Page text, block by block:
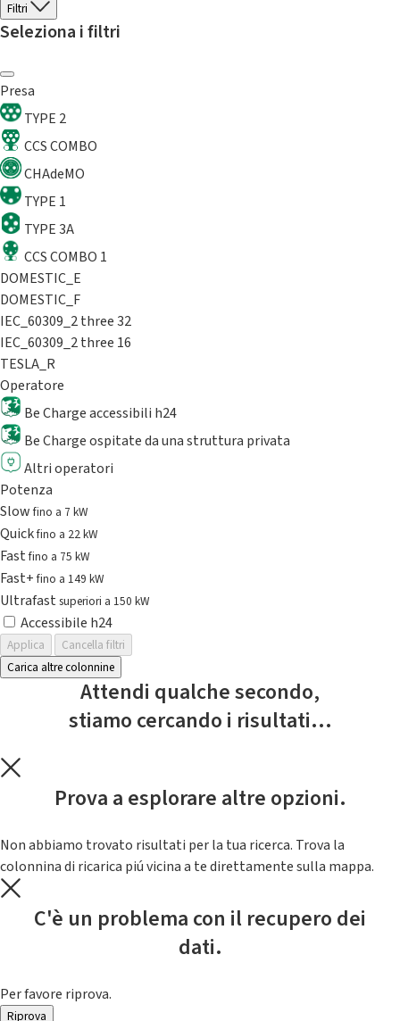
Filtri
Seleziona i filtri
Presa
TYPE 2
CCS COMBO
CHAdeMO
TYPE 1
TYPE 3A
CCS COMBO 1
DOMESTIC_E
DOMESTIC_F
IEC_60309_2 three 32
IEC_60309_2 three 16
TESLA_R
Operatore
Be Charge accessibili h24
Be Charge ospitate da una struttura privata
Altri operatori
Potenza
Slowfino a 7 kW
Quickfino a 22 kW
Fastfino a 75 kW
Fast+fino a 149 kW
Ultrafast superiori a 150 kW
Accessibile h24
Applica
Cancella filtri
Carica altre colonnine
Attendi qualche secondo,
stiamo cercando i risultati...
Prova a esplorare altre opzioni.
Non abbiamo trovato risultati per la tua ricerca. Trova la
colonnina di ricarica piú vicina a te direttamente sulla mappa.
C'è un problema con il recupero dei
dati.
Per favore riprova.
Riprova